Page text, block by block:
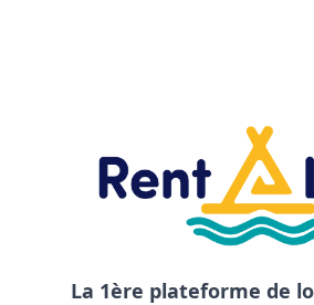
La 1ère plateforme de